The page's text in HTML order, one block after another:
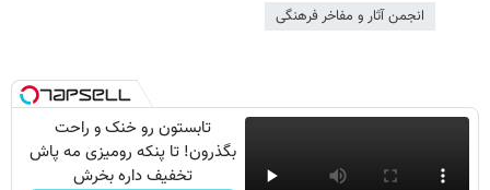
انجمن آثار و مفاخر فرهنگی
تابستون رو خنک و راحت
بگذرون! تا پنکه رومیزی مه پاش
تخفیف داره بخرش